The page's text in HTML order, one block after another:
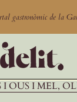
gastronòmic de la
I OUS I MEL,